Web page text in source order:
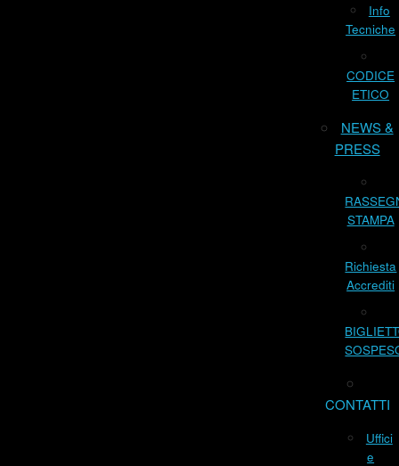
Info
Tecniche
CODICE
ETICO
NEWS &
PRESS
STAMPA
Richiesta
Accrediti
CONTATTI
Uffici
e